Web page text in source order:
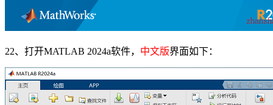
22、打开MATLAB 2024a软件， 中文版界面如下：